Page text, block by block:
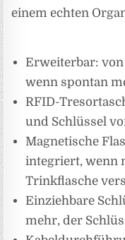
einem echten
Erweiterbar:
wenn spontan
RFID-
und Schlüssel
Magnetische
integriert, wenn
Trinkflasche
Einziehbare
mehr, der